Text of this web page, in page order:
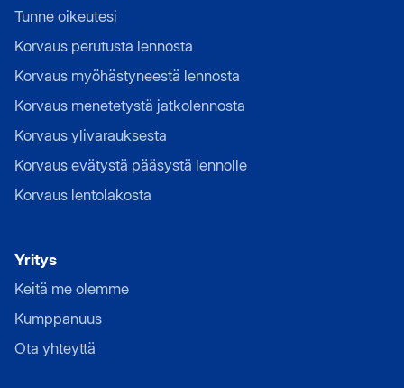
Tunne oikeutesi
Korvaus perutusta lennosta
Korvaus myöhästyneestä lennosta
Korvaus menetetystä jatkolennosta
Korvaus ylivarauksesta
Korvaus evätystä pääsystä lennolle
Korvaus lentolakosta
Yritys
Keitä me olemme
Kumppanuus
Ota yhteyttä